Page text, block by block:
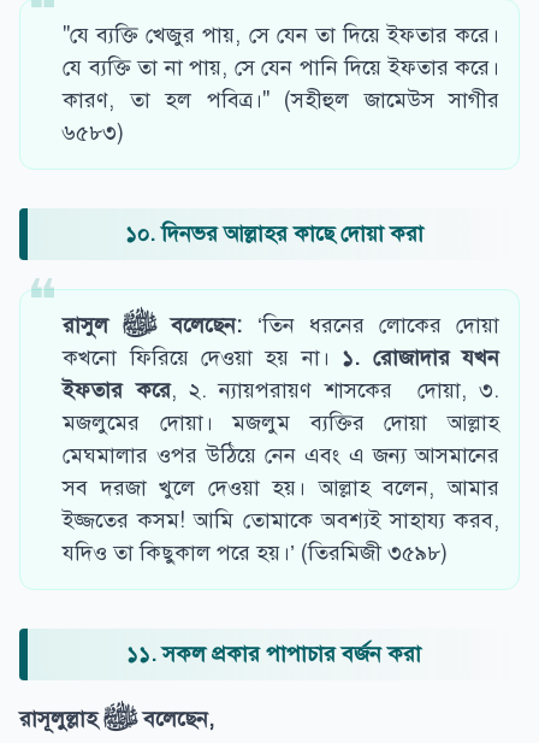
"যে ব্যক্তি খেজুর পায়, সে যেন তা দিয়ে ইফতার করে।
যে ব্যক্তি তা না পায়, সে যেন পানি দিয়ে ইফতার করে।
কারণ, তা হল পবিত্র।" (সহীহুল জামেউস সাগীর
৬৫৮৩)
১০. দিনভর আল্লাহর কাছে দোয়া করা
রাসুলﷺ বলেছেন: ‘তিন ধরনের লোকের দোয়া
কখনো ফিরিয়ে দেওয়া হয় না। ১. রোজাদার যখন
ইফতার করে, ২. ন্যায়পরায়ণ শাসকের দোয়া, ৩.
মজলুমের দোয়া। মজলুম ব্যক্তির দোয়া আল্লাহ
মেঘমালার ওপর উঠিয়ে নেন এবং এ জন্য আসমানের
সব দরজা খুলে দেওয়া হয়। আল্লাহ বলেন, আমার
ইজ্জতের কসম! আমি তোমাকে অবশ্যই সাহায্য করব,
যদিও তা কিছুকাল পরে হয়।’ (তিরমিজী ৩৫৯৮)
১১. সকল প্রকার পাপাচার বর্জন করা
রাসূলুল্লাহﷺবলেছেন,